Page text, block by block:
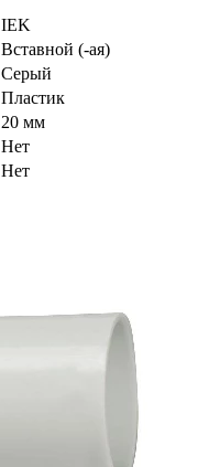
IEK
Вставной (-ая)
Серый
Пластик
20 мм
Нет
Нет